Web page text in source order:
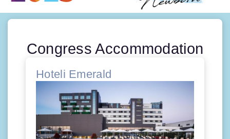
Congress Accommodation
Hoteli Emerald